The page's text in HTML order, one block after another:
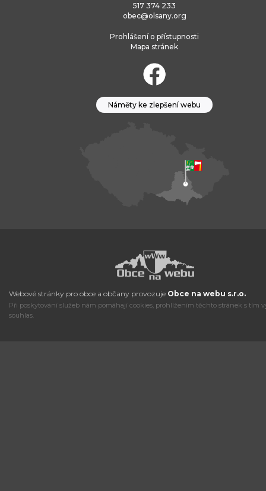
517 374 233
obec@olsany.org
Prohlášení o přístupnosti
Mapa stránek
Náměty ke zlepšení webu
Webové stránky pro obce a občany provozuje Obce na webu s.r.o.
Při poskytování služeb nám pomáhají cookies, prohlížením těchto stránek s tím
souhlas.